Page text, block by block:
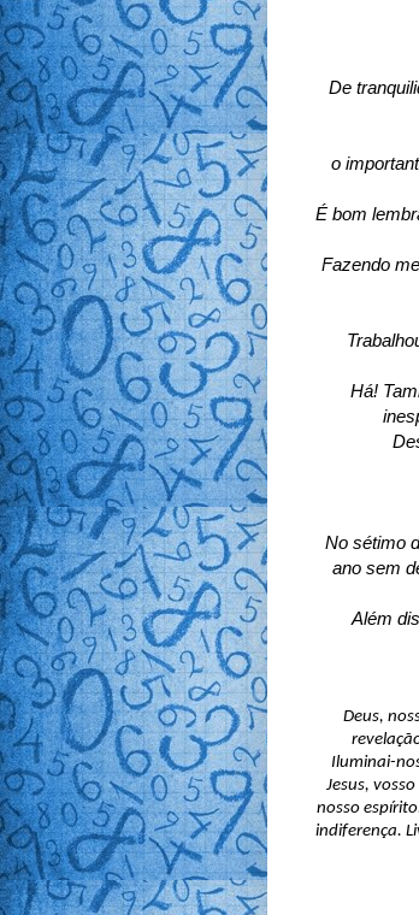
De
o
É bom
Fazendo
Há!
No sétimo
ano sem
Além
Deus,
Iluminai-
Jesus,
nosso
indiferença.